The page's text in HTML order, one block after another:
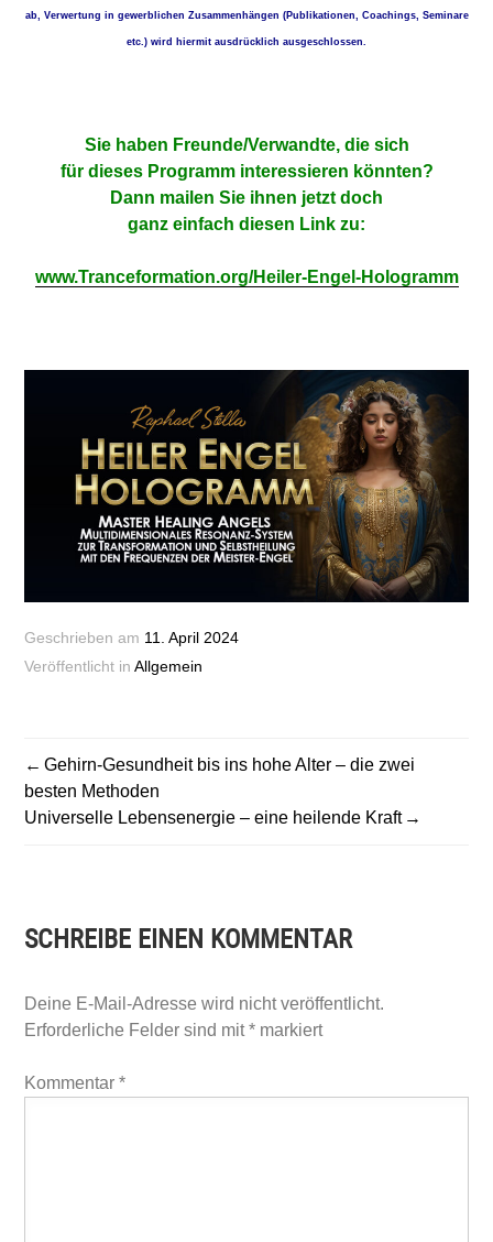
ab, Verwertung in gewerblichen Zusammenhängen (Publikationen, Coachings, Seminare
etc.) wird hiermit ausdrücklich ausgeschlossen.
Sie haben Freunde/Verwandte, die sich
für dieses Programm interessieren könnten?
Dann mailen Sie ihnen jetzt doch
ganz einfach diesen Link zu:
www.Tranceformation.org/Heiler-Engel-Hologramm
Geschrieben am 11. April 2024
Veröffentlicht inAllgemein
BEITRAGSNAVIGATION
Gehirn-Gesundheit bis ins hohe Alter – die zwei
besten Methoden
Universelle Lebensenergie – eine heilende Kraft
SCHREIBE EINEN KOMMENTAR
Deine E-Mail-Adresse wird nicht veröffentlicht.
Erforderliche Felder sind mit* markiert
Kommentar*